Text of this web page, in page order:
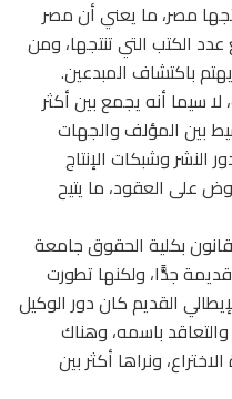
تنتجها مصر، ما يعني أن مصر
الكتب التي تنتجها، ومن
باكتشاف المبدعين.
سيما أنه يجمع بين أكثر
بين المؤلف والجهات
النشر وشبكات الإنتاج
على العقود، ما يتيح
بكلية الحقوق جامعة
جدًّا، ولكنها تطورت
القديم كان دور الوكيل
باسمه، وهناك
ونراها أكثر بين